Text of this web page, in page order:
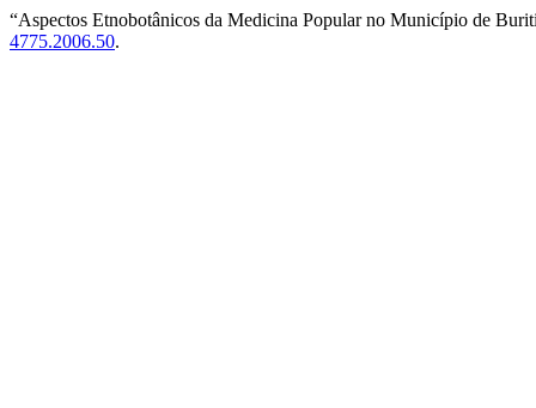
“Aspectos Etnobotânicos da Medicina Popular no Município de
4775.2006.50.